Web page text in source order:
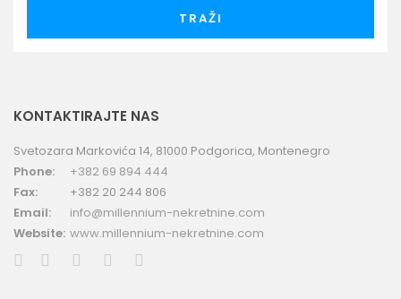
TRAŽI
KONTAKTIRAJTE NAS
Svetozara Markovića 14, 81000 Podgorica, Montenegro
Phone:
+382 69 894 444
Fax:
+382 20 244 806
Email:
info@millennium-nekretnine.com
Website: www.millennium-nekretnine.com